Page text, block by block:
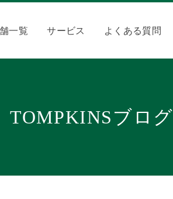
一覧 サービス よくある質問
TOMPKINSブログ